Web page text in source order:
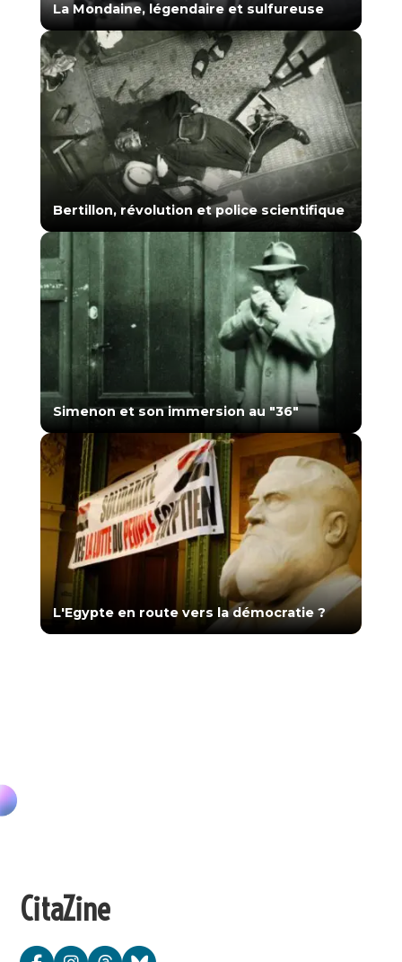
La Mondaine, légendaire et sulfureuse
Bertillon, révolution et police scientifique
Simenon et son immersion au "36"
L'Egypte en route vers la démocratie ?
CitaZine